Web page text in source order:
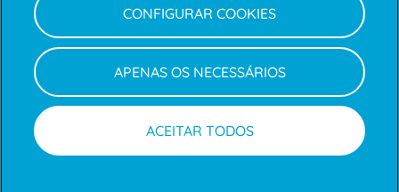
Policy
Política de Privacidade e Cookies
Declaração de Acessibilidade
Canal de Denúncias
Informações legais
CONFIGURAR COOKIES
APENAS OS NECESSÁRIOS
ACEITAR TODOS